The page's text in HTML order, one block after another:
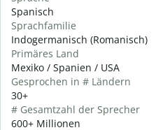
Spanisch
Sprachfamilie
Indogermanisch (Romanisch)
Primäres Land
Mexiko / Spanien / USA
Gesprochen in # Ländern
30+
# Gesamtzahl der Sprecher
600+ Millionen